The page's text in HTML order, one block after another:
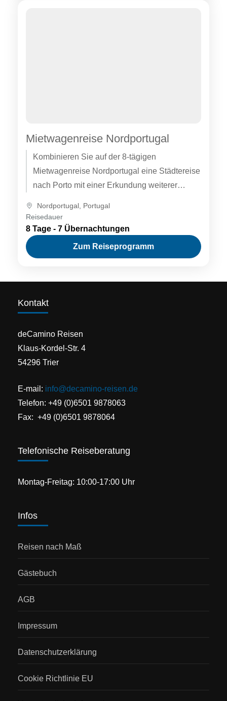
Mietwagenreise Nordportugal
Kombinieren Sie auf der 8-tägigen
Mietwagenreise Nordportugal eine Städtereise
nach Porto mit einer Erkundung weiterer
und Guimarães, die Küste...
Nordportugal Portugal
Reisedauer
8 Tage - 7 Übernachtungen
Zum Reiseprogramm
Kontakt
deCamino Reisen
Klaus-Kordel-Str. 4
54296 Trier
E-mail: info@decamino-reisen.de
Telefon: +49 (0)6501 9878063
Fax: +49 (0)6501 9878064
Telefonische Reiseberatung
Montag-Freitag: 10:00-17:00 Uhr
Infos
Reisen nach Maß
Gästebuch
AGB
Impressum
Datenschutzerklärung
Cookie Richtlinie EU